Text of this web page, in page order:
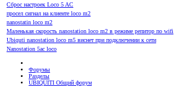
Сброс настроек Loco 5 AC
просел сигнал на клиенте loco m2
nanostatin loco m2
Маленькая скорость nanostation loco m2 в режиме репитор по wifi
Ubiquti nanostation loco m5 виснет при подключении к сети
Nanostation 5ac loco
Форумы
Разделы
UBIQUITI Общий форум